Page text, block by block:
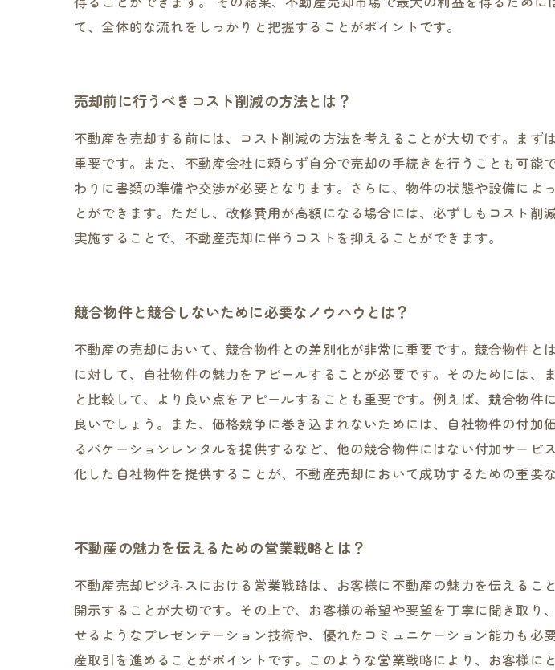
て、全体的な流れをしっかりと把握することがポイントです。
売却前に行うべきコスト削減の方法とは？
不動産を売却する前には、コスト削減の方法を考えることが大切です。ま
重要です。また、不動産会社に頼らず自分で売却の手続きを行うことも可
わりに書類の準備や交渉が必要となります。さらに、物件の状態や設備に
とができます。ただし、改修費用が高額になる場合には、必ずしもコスト
実施することで、不動産売却に伴うコストを抑えることができます。
競合物件と競合しないために必要なノウハウとは？
不動産の売却において、競合物件との差別化が非常に重要です。競合物件
に対して、自社物件の魅力をアピールすることが必要です。そのためには
と比較して、より良い点をアピールすることも重要です。例えば、競合物
良いでしょう。また、価格競争に巻き込まれないためには、自社物件の付
るバケーションレンタルを提供するなど、他の競合物件にはない付加サー
化した自社物件を提供することが、不動産売却において成功するための重要
不動産の魅力を伝えるための営業戦略とは？
不動産売却ビジネスにおける営業戦略は、お客様に不動産の魅力を伝える
開示することが大切です。その上で、お客様の希望や要望を丁寧に聞き取
せるようなプレゼンテーション技術や、優れたコミュニケーション能力も
産取引を進めることがポイントです。このような営業戦略により、お客様